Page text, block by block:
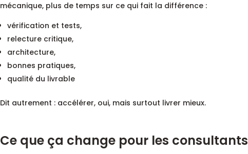
mécanique, plus de temps sur ce qui fait la différence :
vérification et tests,
relecture critique,
architecture,
bonnes pratiques,
qualité du livrable
Dit autrement : accélérer, oui, mais surtout livrer mieux.
Ce que ça change pour les consultants